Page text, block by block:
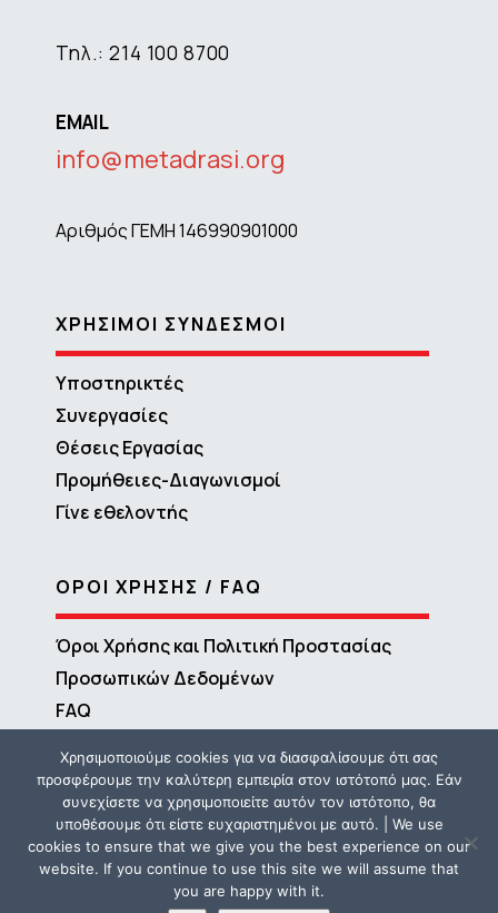
Τηλ.: 214 100 8700
EMAIL
info@metadrasi.org
Αριθμός ΓΕΜΗ 146990901000
ΧΡΗΣΙΜΟΙ ΣΥΝΔΕΣΜΟΙ
Υποστηρικτές
Συνεργασίες
Θέσεις Εργασίας
Προμήθειες-Διαγωνισμοί
Γίνε εθελοντής
ΟΡΟΙ ΧΡΗΣΗΣ / FAQ
Όροι Χρήσης και Πολιτική Προστασίας
Προσωπικών Δεδομένων
FAQ
Χρησιμοποιούμε cookies για να διασφαλίσουμε ότι σας
προσφέρουμε την καλύτερη εμπειρία στον ιστότοπό μας. Εάν
συνεχίσετε να χρησιμοποιείτε αυτόν τον ιστότοπο, θα
υποθέσουμε ότι είστε ευχαριστημένοι με αυτό. | We use
cookies to ensure that we give you the best experience on our
website. If you continue to use this site we will assume that
you are happy with it.